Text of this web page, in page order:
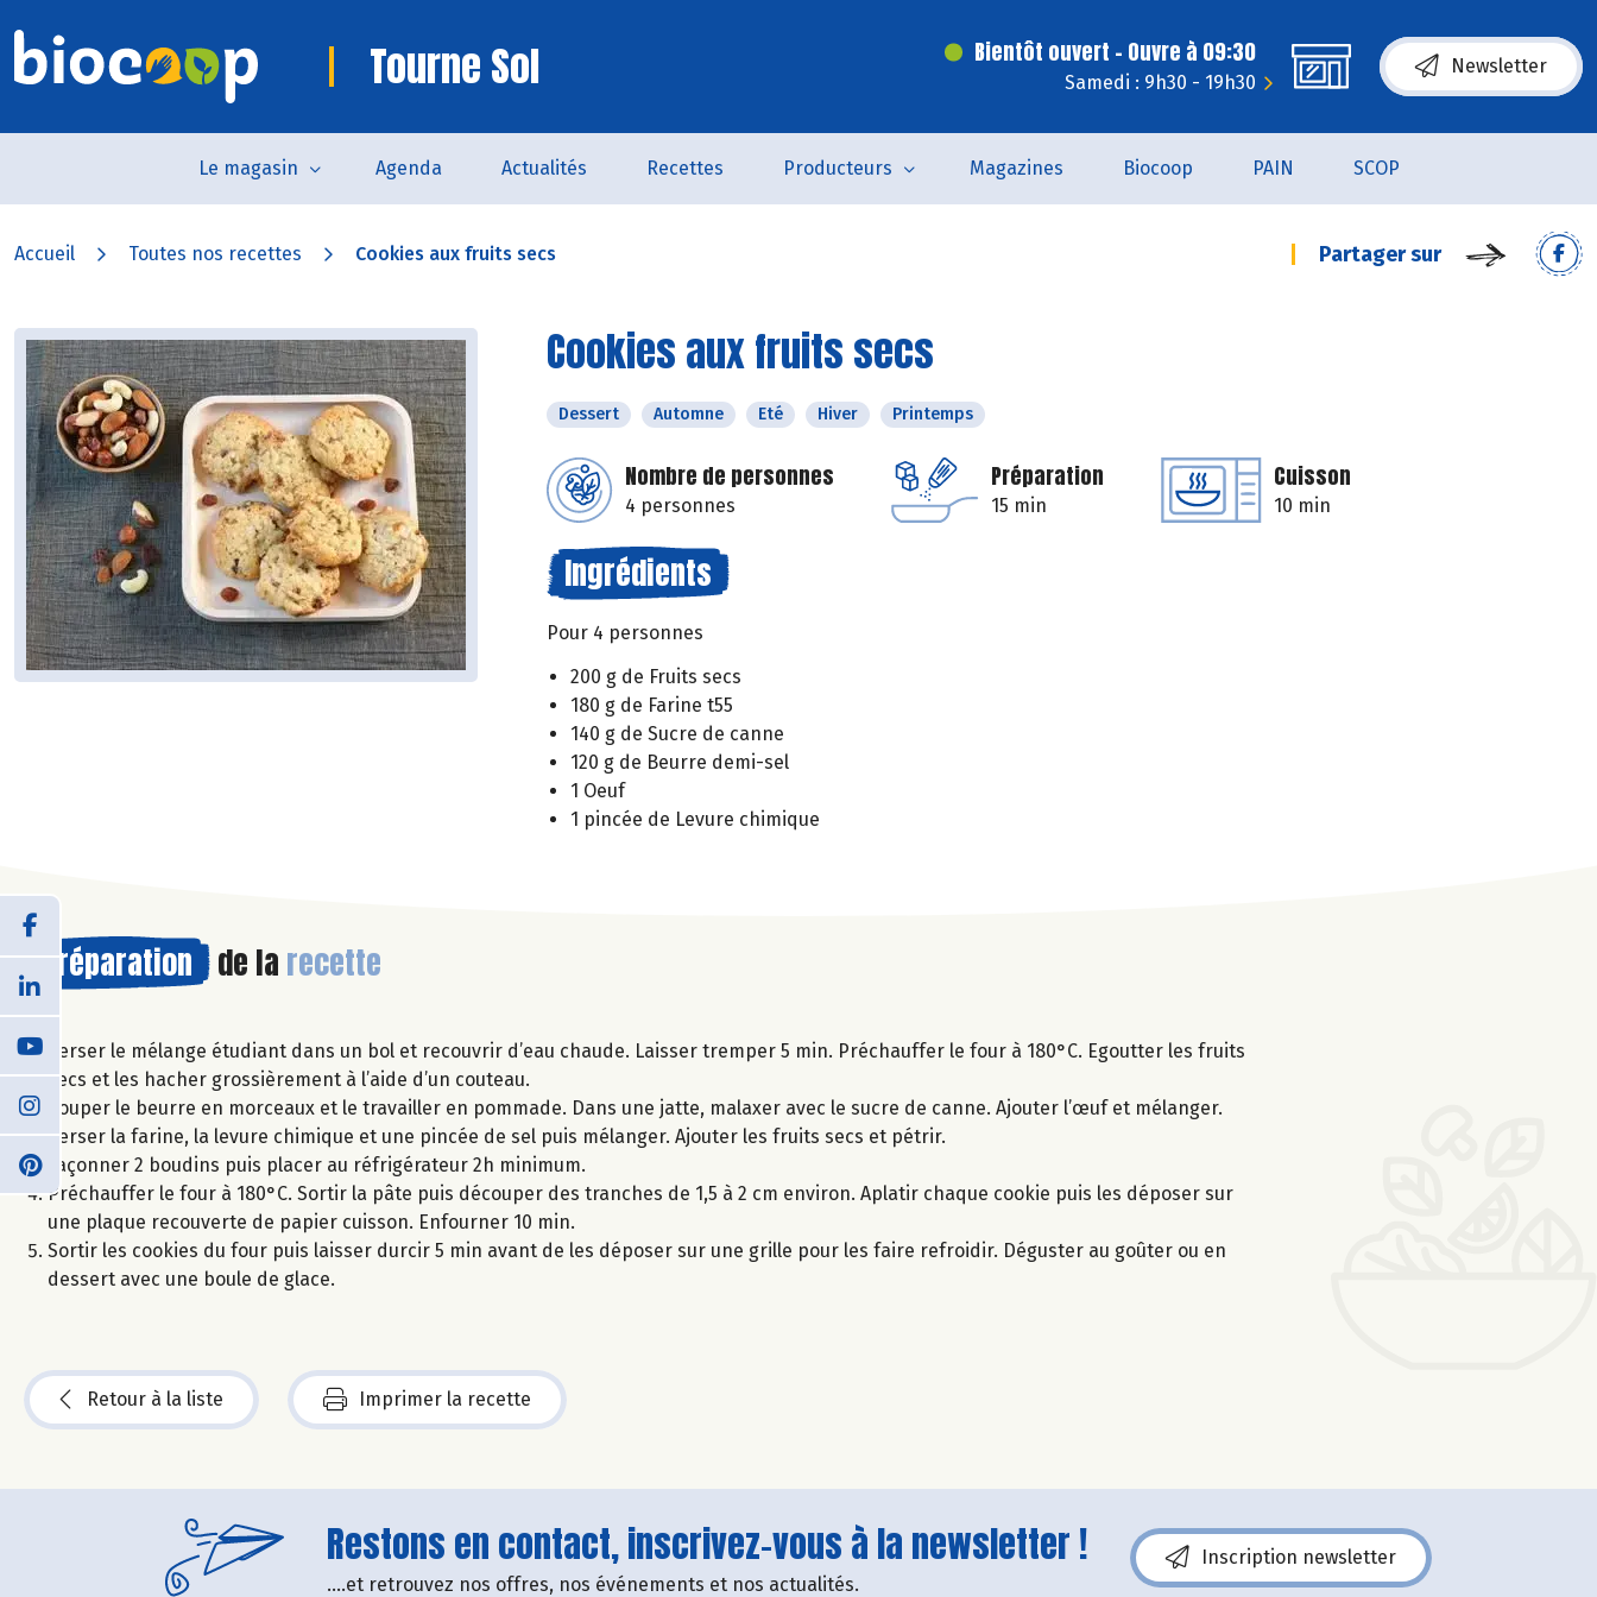
Tourne Sol Bientôt ouvert - Ouvre à 09:30
Samedi : 9h30 - 19h30
Newsletter
Le magasin Agenda Actualités Recettes Producteurs Magazines Biocoop PAIN SCOP
Accueil Toutes nos recettes Cookies aux fruits secs Partager sur
Cookies aux fruits secs
Dessert Automne Eté Hiver Printemps
Nombre de personnes
4 personnes
Préparation
15 min
Cuisson
10 min
Ingrédients
Pour 4 personnes
200 g de Fruits secs
180 g de Farine t55
140 g de Sucre de canne
120 g de Beurre demi-sel
1 Oeuf
1 pincée de Levure chimique
Préparation de la recette
Verser le mélange étudiant dans un bol et recouvrir d’eau chaude. Laisser tremper 5 min. Préchauffer le four à 180°C. Egoutter les fruits
secs et les hacher grossièrement à l’aide d’un couteau.
Couper le beurre en morceaux et le travailler en pommade. Dans une jatte, malaxer avec le sucre de canne. Ajouter l’œuf et mélanger.
Verser la farine, la levure chimique et une pincée de sel puis mélanger. Ajouter les fruits secs et pétrir.
Façonner 2 boudins puis placer au réfrigérateur 2h minimum.
Préchauffer le four à 180°C. Sortir la pâte puis découper des tranches de 1,5 à 2 cm environ. Aplatir chaque cookie puis les déposer sur
une plaque recouverte de papier cuisson. Enfourner 10 min.
Sortir les cookies du four puis laisser durcir 5 min avant de les déposer sur une grille pour les faire refroidir. Déguster au goûter ou en
dessert avec une boule de glace.
Retour à la liste Imprimer la recette
Restons en contact, inscrivez-vous à la newsletter !
....et retrouvez nos offres, nos événements et nos actualités.
Inscription newsletter